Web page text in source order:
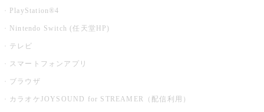
PlayStation®4
Nintendo Switch (任天堂HP)
テレビ
スマートフォンアプリ
ブラウザ
カラオケJOYSOUND for STREAMER（配信利用）